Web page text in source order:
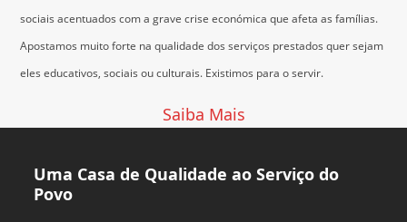
sociais acentuados com a grave crise económica que afeta as famílias.
Apostamos muito forte na qualidade dos serviços prestados quer sejam
eles educativos, sociais ou culturais. Existimos para o servir.
Saiba Mais
Uma Casa de Qualidade ao Serviço do
Povo